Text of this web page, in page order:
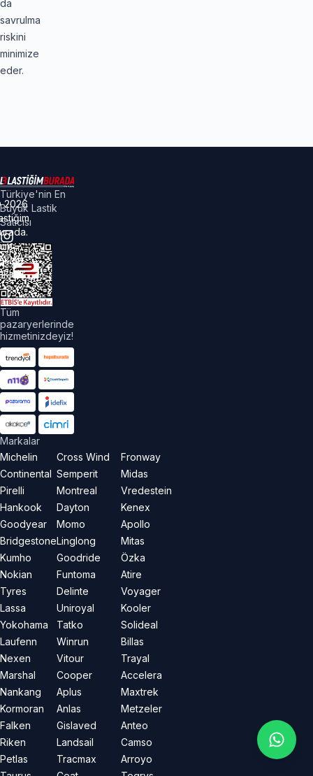
da
savrulma
riskini
minimize
eder.
Türkiye'nin En
Büyük Lastik
Satıcısı
Tüm
pazaryerlerinde
hizmetinizdeyiz!
Markalar
Michelin
Continental
Pirelli
Hankook
Goodyear
Bridgestone
Kumho
Nokian
Tyres
Lassa
Yokohama
Laufenn
Nexen
Marshal
Nankang
Kormoran
Falken
Riken
Petlas
Cross Wind
Semperit
Montreal
Dayton
Momo
Linglong
Goodride
Funtoma
Delinte
Uniroyal
Tatko
Winrun
Vitour
Cooper
Aplus
Anlas
Gislaved
Landsail
Tracmax
Fronway
Midas
Vredestein
Kenex
Apollo
Mitas
Özka
Atire
Voyager
Kooler
Solideal
Billas
Trayal
Accelera
Maxtrek
Metzeler
Anteo
Camso
Arroyo
2026